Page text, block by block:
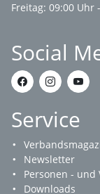
Freitag: 09:00 Uhr
Social
Service
Newsletter
Personen - und
Downloads